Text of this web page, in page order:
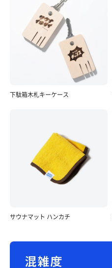
下駄箱木札キーケース
サウナマット ハンカチ